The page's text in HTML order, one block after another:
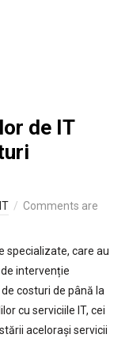
de IT
Comments are
specializate, care au
intervenție
costuri de până la
cu serviciile IT, cei
acelorași servicii